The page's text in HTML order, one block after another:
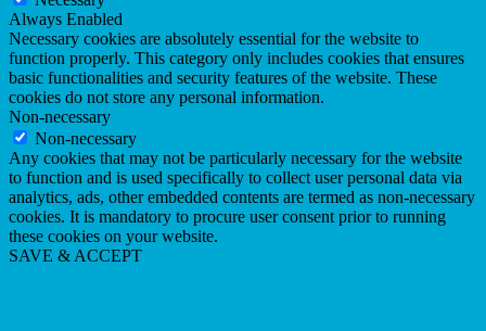
Always Enabled
Necessary cookies are absolutely essential for the website to
function properly. This category only includes cookies that ensures
basic functionalities and security features of the website. These
cookies do not store any personal information.
Non-necessary
Non-necessary
Any cookies that may not be particularly necessary for the website
to function and is used specifically to collect user personal data via
analytics, ads, other embedded contents are termed as non-necessary
cookies. It is mandatory to procure user consent prior to running
these cookies on your website.
SAVE & ACCEPT